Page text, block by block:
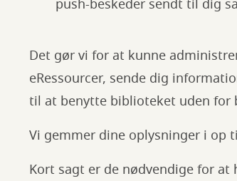
push-beskeder sendt til dig
Det gør vi for at kunne
eRessourcer, sende dig
til at benytte biblioteket uden for
Vi gemmer dine oplysninger i op
Kort sagt er de nødvendige for